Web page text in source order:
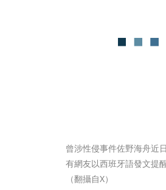
曾涉性侵事件佐野海舟近
有網友以西班牙語發文提
（翻攝自X）